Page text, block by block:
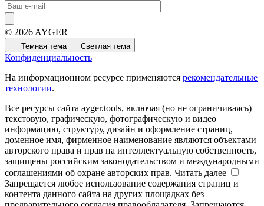
© 2026 AYGER
Темная тема Светлая тема
Конфиденциальность
На информационном ресурсе применяются рекомендательные
технологии.
Все ресурсы сайта ayger.tools, включая (но не ограничиваясь)
текстовую, графическую, фотографическую и видео
информацию, структуру, дизайн и оформление страниц,
доменное имя, фирменное наименование являются объектами
авторского права и прав на интеллектуальную собственность,
защищены российским законодательством и международными
соглашениями об охране авторских прав. Читать далее
Запрещается любое использование содержания страниц и
контента данного сайта на других площадках без